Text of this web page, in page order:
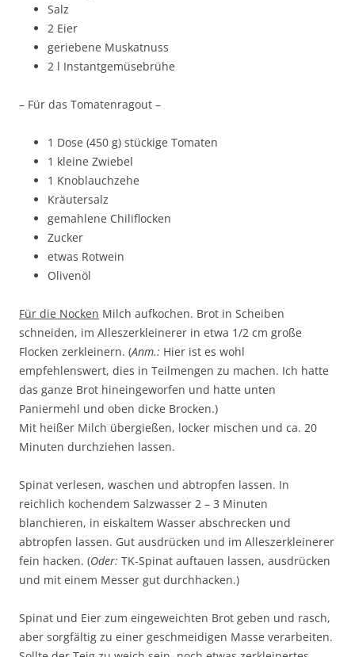
Salz
2 Eier
geriebene Muskatnuss
2 l Instantgemüsebrühe
– Für das Tomatenragout –
1 Dose (450 g) stückige Tomaten
1 kleine Zwiebel
1 Knoblauchzehe
Kräutersalz
gemahlene Chiliflocken
Zucker
etwas Rotwein
Olivenöl
Für die Nocken Milch aufkochen. Brot in Scheiben
schneiden, im Alleszerkleinerer in etwa 1/2 cm große
Flocken zerkleinern. (Anm.: Hier ist es wohl
empfehlenswert, dies in Teilmengen zu machen. Ich hatte
das ganze Brot hineingeworfen und hatte unten
Paniermehl und oben dicke Brocken.)
Mit heißer Milch übergießen, locker mischen und ca. 20
Minuten durchziehen lassen.
Spinat verlesen, waschen und abtropfen lassen. In
reichlich kochendem Salzwasser 2 – 3 Minuten
blanchieren, in eiskaltem Wasser abschrecken und
abtropfen lassen. Gut ausdrücken und im Alleszerkleinerer
fein hacken. (Oder: TK-Spinat auftauen lassen, ausdrücken
und mit einem Messer gut durchhacken.)
Spinat und Eier zum eingeweichten Brot geben und rasch,
aber sorgfältig zu einer geschmeidigen Masse verarbeiten.